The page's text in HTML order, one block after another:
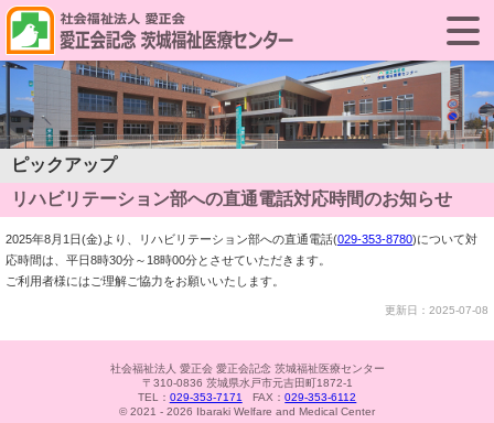
ピックアップ
リハビリテーション部への直通電話対応時間のお知らせ
2025年8月1日(金)より、リハビリテーション部への直通電話(029-353-8780)について対
応時間は、平日8時30分～18時00分とさせていただきます。
ご利用者様にはご理解ご協力をお願いいたします。
更新日：2025-07-08
社会福祉法人 愛正会 愛正会記念 茨城福祉医療センター
〒310-0836 茨城県水戸市元吉田町1872-1
TEL： 029-353-7171 FAX：029-353-6112
© 2021 - 2026 Ibaraki Welfare and Medical Center